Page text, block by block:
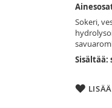
Sokeri,
Sisältää: